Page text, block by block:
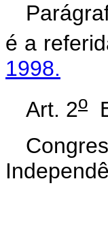
é a
1998.
Art. 2o